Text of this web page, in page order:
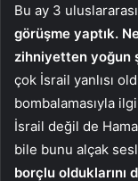
Bu ay 3
görüşme yaptık.
zihniyetten yoğun
çok İsrail yanlısı
bombalamasıyla
İsrail değil de
bile bunu alçak
borçlu olduklarını